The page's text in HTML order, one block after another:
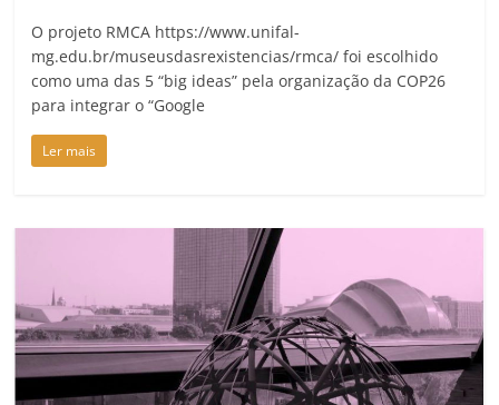
O projeto RMCA https://www.unifal-
mg.edu.br/museusdasrexistencias/rmca/ foi escolhido
como uma das 5 “big ideas” pela organização da COP26
para integrar o “Google
Ler mais